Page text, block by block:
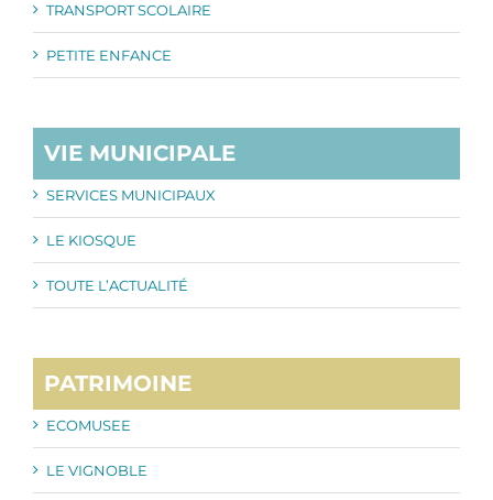
TRANSPORT SCOLAIRE
PETITE ENFANCE
VIE MUNICIPALE
SERVICES MUNICIPAUX
LE KIOSQUE
TOUTE L’ACTUALITÉ
PATRIMOINE
ECOMUSEE
LE VIGNOBLE